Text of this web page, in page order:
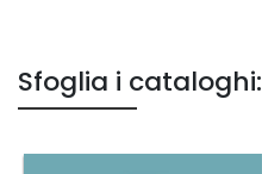
Sfoglia i cataloghi: